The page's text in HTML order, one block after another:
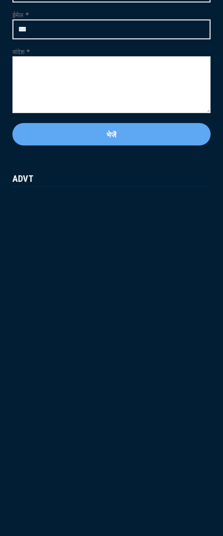
ट्यूबवेल ...
ईमेल *
संदेश*
ADVT